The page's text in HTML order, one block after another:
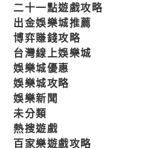
二十一點遊戲攻略
出金娛樂城推薦
博弈賺錢攻略
台灣線上娛樂城
娛樂城優惠
娛樂城攻略
娛樂新聞
未分類
熱搜遊戲
百家樂遊戲攻略